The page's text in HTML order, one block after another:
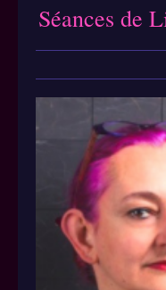
Séances de